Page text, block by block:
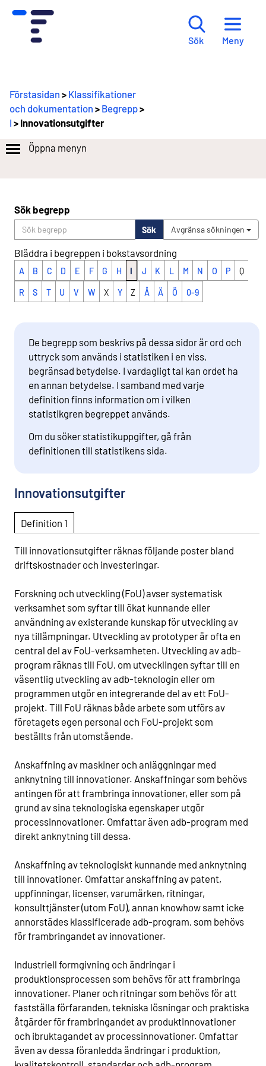
Sök Meny
Förstasidan > Klassifikationer
och dokumentation > Begrepp>
I > Innovationsutgifter
Öppna menyn
Sök begrepp
Sök Avgränsa sökningen
Bläddra i begreppen i bokstavsordning
A B C D E F G H I J K L M N O P Q
R S T U V W X Y Z Å Ä Ö 0-9
De begrepp som beskrivs på dessa sidor är ord och
uttryck som används i statistiken i en viss,
begränsad betydelse. I vardagligt tal kan ordet ha
en annan betydelse. I samband med varje
definition finns information om i vilken
statistikgren begreppet används.
Om du söker statistikuppgifter, gå från
definitionen till statistikens sida.
Innovationsutgifter
Definition 1
Till innovationsutgifter räknas följande poster bland
driftskostnader och investeringar.
Forskning och utveckling (FoU) avser systematisk
verksamhet som syftar till ökat kunnande eller
användning av existerande kunskap för utveckling av
nya tillämpningar. Utveckling av prototyper är ofta en
central del av FoU-verksamheten. Utveckling av adb-
program räknas till FoU, om utvecklingen syftar till en
väsentlig utveckling av adb-teknologin eller om
programmen utgör en integrerande del av ett FoU-
projekt. Till FoU räknas både arbete som utförs av
företagets egen personal och FoU-projekt som
beställts från utomstående.
Anskaffning av maskiner och anläggningar med
anknytning till innovationer. Anskaffningar som behövs
antingen för att frambringa innovationer, eller som på
grund av sina teknologiska egenskaper utgör
processinnovationer. Omfattar även adb-program med
direkt anknytning till dessa.
Anskaffning av teknologiskt kunnande med anknytning
till innovationer. Omfattar anskaffning av patent,
uppfinningar, licenser, varumärken, ritningar,
konsulttjänster (utom FoU), annan knowhow samt icke
annorstädes klassificerade adb-program, som behövs
för frambringandet av innovationer.
Industriell formgivning och ändringar i
produktionsprocessen som behövs för att frambringa
innovationer. Planer och ritningar som behövs för att
fastställa förfaranden, tekniska lösningar och praktiska
åtgärder för frambringandet av produktinnovationer
och ibruktagandet av processinnovationer. Omfattar
även av dessa föranledda ändringar i produktion,